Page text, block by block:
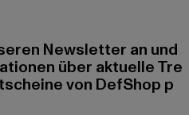
Newsletter an und
über aktuelle Tre
von DefShop p